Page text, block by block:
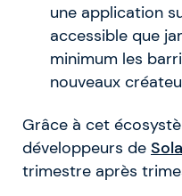
une application
accessible que
minimum les
nouveaux
Grâce à cet
développeurs de
trimestre après